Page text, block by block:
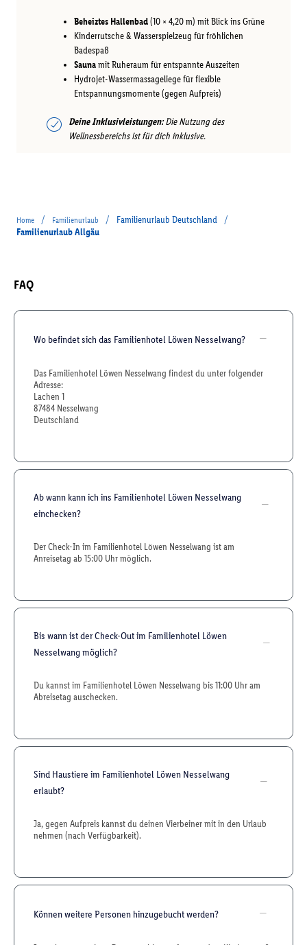
Beheiztes Hallenbad(10 × 4,20 m) mit Blick ins Grüne
Kinderrutsche & Wasserspielzeug für fröhlichen
Badespaß
Saunamit Ruheraum für entspannte Auszeiten
Hydrojet-Wassermassageliege für flexible
Entspannungsmomente (gegen Aufpreis)
Deine Inklusivleistungen:Die Nutzung des
Wellnessbereichs ist für dich inklusive.
Home / Familienurlaub / Familienurlaub Deutschland
/
Familienurlaub Allgäu
FAQ
Wo befindet sich das Familienhotel Löwen Nesselwang?
Das Familienhotel Löwen Nesselwang findest du unter folgender
Adresse:
Lachen 1
87484 Nesselwang
Deutschland
Ab wann kann ich ins Familienhotel Löwen Nesselwang
einchecken?
Der Check-In im Familienhotel Löwen Nesselwang ist am
Anreisetag ab 15:00 Uhr möglich.
Bis wann ist der Check-Out im Familienhotel Löwen
Nesselwang möglich?
Du kannst im Familienhotel Löwen Nesselwang bis 11:00 Uhr am
Abreisetag auschecken.
Sind Haustiere im Familienhotel Löwen Nesselwang
erlaubt?
Ja, gegen Aufpreis kannst du deinen Vierbeiner mit in den Urlaub
nehmen (nach Verfügbarkeit).
Können weitere Personen hinzugebucht werden?